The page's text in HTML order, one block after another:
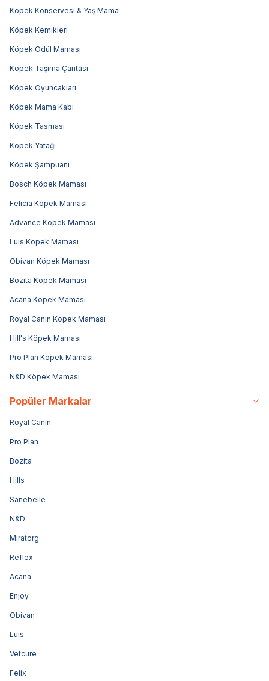
Köpek Konservesi & Yaş Mama
Köpek Kemikleri
Köpek Ödül Maması
Köpek Taşıma Çantası
Köpek Oyuncakları
Köpek Mama Kabı
Köpek Tasması
Köpek Yatağı
Köpek Şampuanı
Bosch Köpek Maması
Felicia Köpek Maması
Advance Köpek Maması
Luis Köpek Maması
Obivan Köpek Maması
Bozita Köpek Maması
Acana Köpek Maması
Royal Canin Köpek Maması
Hill's Köpek Maması
Pro Plan Köpek Maması
N&D Köpek Maması
Popüler Markalar
Royal Canin
Pro Plan
Bozita
Hills
Sanebelle
N&D
Miratorg
Reflex
Acana
Enjoy
Obivan
Luis
Vetcure
Felix